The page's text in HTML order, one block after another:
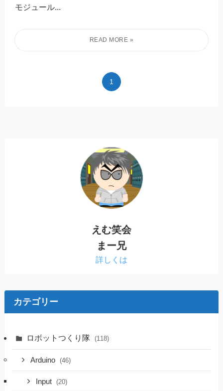
モジュール...
1
えむ笑会
まー兄
詳しくは
カテゴリー
ロボットつくり隊 (118)
Arduino (46)
Input (20)